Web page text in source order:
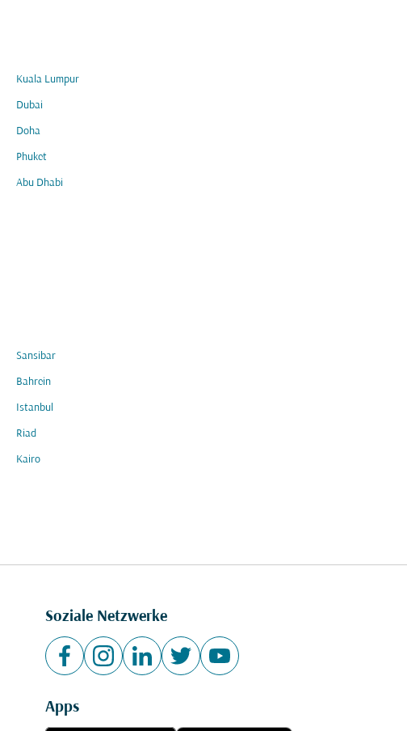
Kuala Lumpur
Dubai
Doha
Phuket
Abu Dhabi
Sansibar
Bahrein
Istanbul
Riad
Kairo
Soziale Netzwerke
Apps